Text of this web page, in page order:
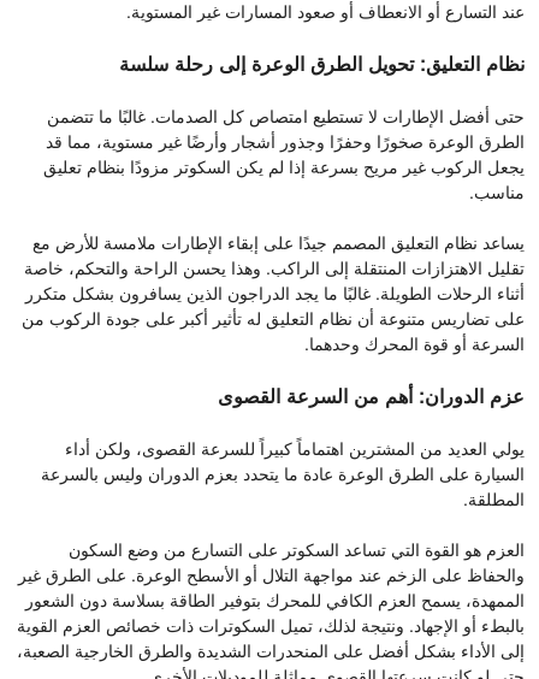
عند التسارع أو الانعطاف أو صعود المسارات غير المستوية.
نظام التعليق: تحويل الطرق الوعرة إلى رحلة سلسة
حتى أفضل الإطارات لا تستطيع امتصاص كل الصدمات. غالبًا ما تتضمن
الطرق الوعرة صخورًا وحفرًا وجذور أشجار وأرضًا غير مستوية، مما قد
يجعل الركوب غير مريح بسرعة إذا لم يكن السكوتر مزودًا بنظام تعليق
مناسب.
يساعد نظام التعليق المصمم جيدًا على إبقاء الإطارات ملامسة للأرض مع
تقليل الاهتزازات المنتقلة إلى الراكب. وهذا يحسن الراحة والتحكم، خاصة
أثناء الرحلات الطويلة. غالبًا ما يجد الدراجون الذين يسافرون بشكل متكرر
على تضاريس متنوعة أن نظام التعليق له تأثير أكبر على جودة الركوب من
السرعة أو قوة المحرك وحدهما.
عزم الدوران: أهم من السرعة القصوى
يولي العديد من المشترين اهتماماً كبيراً للسرعة القصوى، ولكن أداء
السيارة على الطرق الوعرة عادة ما يتحدد بعزم الدوران وليس بالسرعة
المطلقة.
العزم هو القوة التي تساعد السكوتر على التسارع من وضع السكون
والحفاظ على الزخم عند مواجهة التلال أو الأسطح الوعرة. على الطرق غير
الممهدة، يسمح العزم الكافي للمحرك بتوفير الطاقة بسلاسة دون الشعور
بالبطء أو الإجهاد. ونتيجة لذلك، تميل السكوترات ذات خصائص العزم القوية
إلى الأداء بشكل أفضل على المنحدرات الشديدة والطرق الخارجية الصعبة،